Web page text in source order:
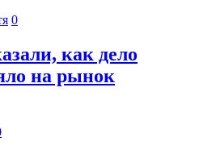
0
как дело
на рынок